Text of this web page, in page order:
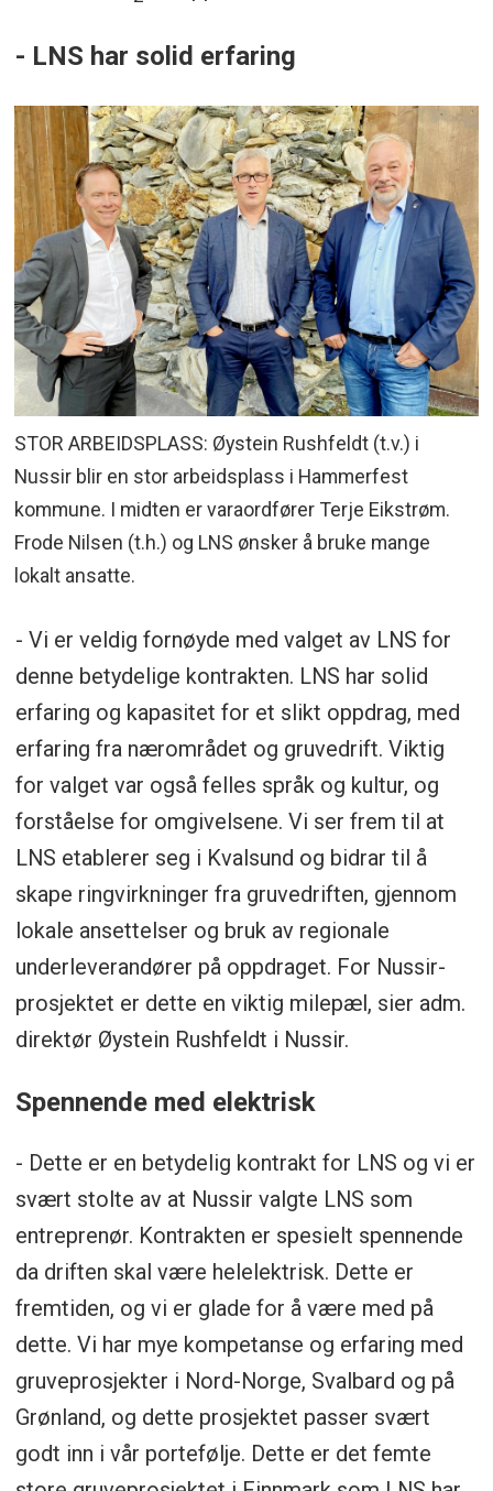
- LNS har solid erfaring
STOR ARBEIDSPLASS: Øystein Rushfeldt (t.v.) i
Nussir blir en stor arbeidsplass i Hammerfest
kommune. I midten er varaordfører Terje Eikstrøm.
Frode Nilsen (t.h.) og LNS ønsker å bruke mange
lokalt ansatte.
- Vi er veldig fornøyde med valget av LNS for
denne betydelige kontrakten. LNS har solid
erfaring og kapasitet for et slikt oppdrag, med
erfaring fra nærområdet og gruvedrift. Viktig
for valget var også felles språk og kultur, og
forståelse for omgivelsene. Vi ser frem til at
LNS etablerer seg i Kvalsund og bidrar til å
skape ringvirkninger fra gruvedriften, gjennom
lokale ansettelser og bruk av regionale
underleverandører på oppdraget. For Nussir-
prosjektet er dette en viktig milepæl, sier adm.
direktør Øystein Rushfeldt i Nussir.
Spennende med elektrisk
- Dette er en betydelig kontrakt for LNS og vi er
svært stolte av at Nussir valgte LNS som
entreprenør. Kontrakten er spesielt spennende
da driften skal være helelektrisk. Dette er
fremtiden, og vi er glade for å være med på
dette. Vi har mye kompetanse og erfaring med
gruveprosjekter i Nord-Norge, Svalbard og på
Grønland, og dette prosjektet passer svært
godt inn i vår portefølje. Dette er det femte